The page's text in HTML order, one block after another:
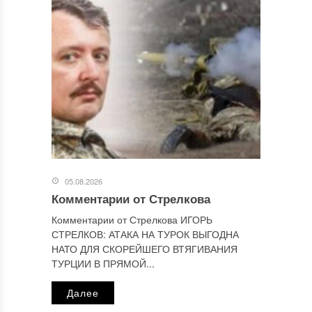
05.08.2026
Комментарии от Стрелкова
Комментарии от Стрелкова ИГОРЬ
СТРЕЛКОВ: АТАКА НА ТУРОК ВЫГОДНА
НАТО ДЛЯ СКОРЕЙШЕГО ВТЯГИВАНИЯ
ТУРЦИИ В ПРЯМОЙ...
Далее